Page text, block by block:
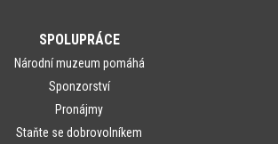
SPOLUPRÁCE
Národní muzeum pomáhá
Sponzorství
Pronájmy
Staňte se dobrovolníkem